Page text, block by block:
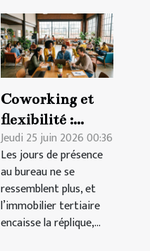
Coworking et
flexibilité :
réserver
autrement pour
mieux travailler
Jeudi 25 juin 2026 00:36
Les jours de présence
au bureau ne se
ressemblent plus, et
l’immobilier tertiaire
encaisse la réplique,...